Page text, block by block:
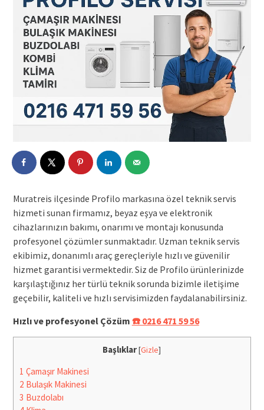
Muratreis ilçesinde Profilo markasına özel teknik servis
hizmeti sunan firmamız, beyaz eşya ve elektronik
cihazlarınızın bakımı, onarımı ve montajı konusunda
profesyonel çözümler sunmaktadır. Uzman teknik servis
ekibimiz, donanımlı araç gereçleriyle hızlı ve güvenilir
hizmet garantisi vermektedir. Siz de Profilo ürünlerinizde
karşılaştığınız her türlü teknik sorunda bizimle iletişime
geçebilir, kaliteli ve hızlı servisimizden faydalanabilirsiniz.
Hızlı ve profesyonel Çözüm ☎️ 0216 471 59 56
Başlıklar[Gizle]
1 Çamaşır Makinesi
2 Bulaşık Makinesi
3 Buzdolabı